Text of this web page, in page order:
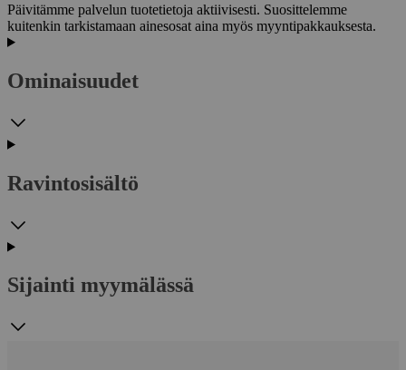
Päivitämme palvelun tuotetietoja aktiivisesti. Suosittelemme
kuitenkin tarkistamaan ainesosat aina myös myyntipakkauksesta.
Ominaisuudet
Ravintosisältö
Sijainti myymälässä